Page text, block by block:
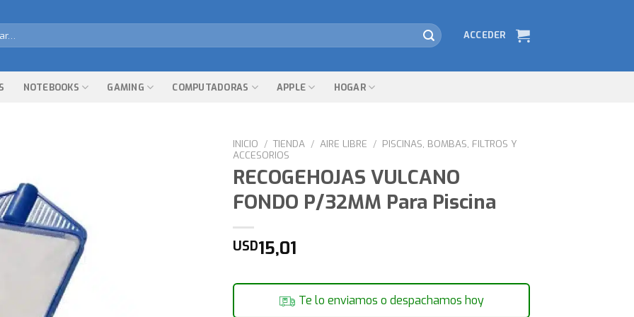
ACCEDER
NOTEBOOKS GAMING COMPUTADORAS APPLE HOGAR
INICIO / TIENDA / AIRE LIBRE / PISCINAS, BOMBAS, FILTROS Y
ACCESORIOS
RECOGEHOJAS VULCANO
FONDO P/32MM Para Piscina
USD15,01
Te lo enviamos o despachamos hoy